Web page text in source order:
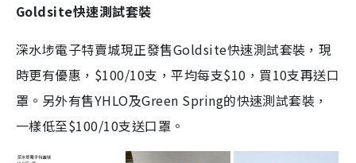
Goldsite快速測試套裝
深水埗電子特賣城現正發售Goldsite快速測試套裝，現
時更有優惠，$100/10支，平均每支$10，買10支再送口
罩。另外有售YHLO及Green Spring的快速測試套裝，
一樣低至$100/10支送口罩。